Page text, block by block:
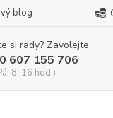
blog
si rady? Zavolejte.
607 155 706
8-16 hod.)